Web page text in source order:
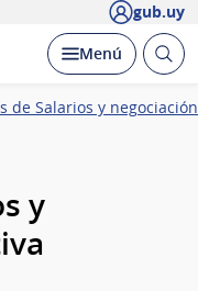
gub.uy
Desplegar
Menú Abrir
de Salarios y
y